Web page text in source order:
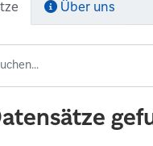
Über uns